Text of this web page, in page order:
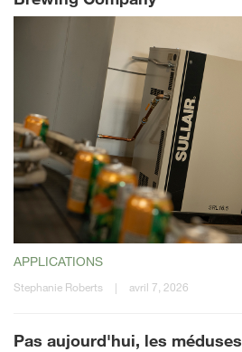
APPLICATIONS
Stephanie Roberts | avril 7, 2026
Pas aujourd'hui, les méduses